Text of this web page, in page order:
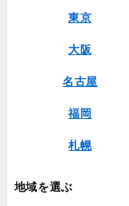
東京
大阪
名古屋
福岡
札幌
地域を選ぶ